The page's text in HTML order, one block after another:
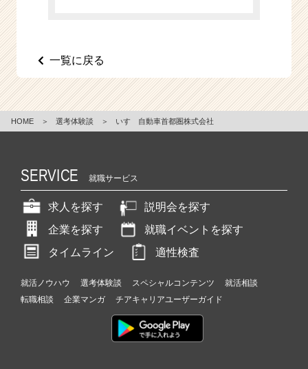
C
a
r）
一覧に戻る
HOME ＞ 選考体験談 ＞ いすゞ自動車首都圏株式会社
SERVICE 就職サービス
求人を探す
説明会を探す
企業を探す
就職イベントを探す
タイムライン
適性検査
就活ノウハウ 選考体験談 スペシャルコンテンツ
就活相談
転職相談
企業マンガ チアキャリアユーザーガイド